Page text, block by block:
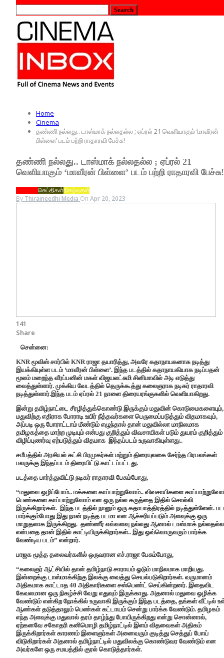
Home
Cinema
தண்ணி நல்லது.. டாஸ்மாக் நல்லதல்ல ; ஏப்ரல் 21 வெளியாகும் ‘மாவீரன்
பிள்ளை’ படம் பற்றி ராதாரவி பேச்சு!
தண்ணி நல்லது.. டாஸ்மாக் நல்லதல்ல ; ஏப்ரல் 21
வெளியாகும் ‘மாவீரன் பிள்ளை’ படம் பற்றி ராதாரவி பேச்சு!
செய்திகள்நிகழ்வுகள்
By Thiraineedhi Media On Apr 20, 2023
141
Share
சென்னை:
KNR மூவிஸ் சார்பில் KNR ராஜா தயாரித்து, அவரே கதாநாயகனாக நடித்து
இயக்கியுள்ள படம் ‘மாவீரன் பிள்ளை’. இந்த படத்தில் கதாநாயகியாக நடிப்பதன்
மூலம் மறைந்த வீரப்பனின் மகள் விஜயலட்சுமி சினிமாவில் அடி எடுத்து
வைத்துள்ளார். முக்கிய வேடத்தில் தெருக்கூத்து கலைஞராக நடிகர் ராதாரவி
நடித்துள்ளார்.இந்த படம் ஏப்ரல் 21 நாளை திரையரங்குகளில் வெளியாகிறது.
இன்று தமிழ்நாட்டை சீரழித்துக்கொண்டு இருக்கும் மதுவின் கொடுமைகளையும்,
மதுவிற்கு எதிராக போராடி உயிர் நீத்தவர்களை பெருமைப்படுத்தும் விதமாகவும்,
அப்படி ஒரு போராட்டாம் மீண்டும் எழுந்தால் தான் மதுவில்லா மாநிலமாக
தமிழகத்தை மாற்ற முடியும் என்பது குறித்தும் விவசாயிகள் படும் துயரம் குறித்தும்
விழிப்புணர்வு ஏற்படுத்தும் விதமாக இந்தப்படம் உருவாகியுள்ளது..
சமீபத்தில் அரசியல் கட்சி பிரமுகர்கள் மற்றும் திரையுலகை சேர்ந்த பிரபலங்கள்
பலருக்கு இந்தப்படம் திரையிட்டு காட்டப்பட்டது.
படத்தை பார்த்துவிட்டு நடிகர் ராதாரவி பேசும்போது,
“மதுவை ஒழிப்போம்.. மக்களை காப்பாற்றுவோம்.. விவசாயிகளை
பெண்களை காப்பாற்றுவோம் என ஒரு நல்ல கருத்தை இதில் சொல்லி
இருக்கிறார்கள். இந்த படத்தில் நானும் ஒரு கதாபாத்திரத்தில் நடித்துள்ளேன்.
பார்க்கும்போது இது நான் நடித்த படமா என ஆச்சரியப்படும் அளவுக்கு ஒரு
மாறுதலாக இருக்கிறது. தண்ணீர் எவ்வளவு நல்லது ஆனால் டாஸ்மாக் நல்லதல்ல
என்பதை தான் இதில் காட்டியிருக்கிறார்கள்.. இது ஒவ்வொருவரும் பார்க்க
வேண்டிய படம்” என்றார்.
பாஜக மூத்த தலைவர்களில் ஒருவரான எச்.ராஜா பேசும்போது,
“கலைஞர் ஆட்சியில் தான் தமிழ்நாடு சாராயம் ஓடும் மாநிலமாக மாறியது.
இன்றைக்கு டாஸ்மாக்கிற்கு இலக்கு வைத்து செயல்படுகிறார்கள். வருமானம்
அதிகமாக காட்டாத 40 அதிகாரிகளை சஸ்பெண்ட் செய்கின்றனர். இதைவிட
கேவலமான ஒரு நிகழ்ச்சி வேறு எதுவும் இருக்காது. அதனால் மதுவை ஒழிக்க
வேண்டும் என்கிற நோக்கில் உருவாகி இருக்கும் இந்த படத்தை, தங்கள் வீட்டில்
ஆண்கள் தடுத்தாலும் பெண்கள் கட்டாயம் சென்று பார்க்க வேண்டும். தமிழகம்
எந்த அளவுக்கு மதுவால் தரம் தாழ்ந்து போயிருக்கிறது என்று சொன்னால்,
ஏற்கனவே சகோதரி கனிமொழி தமிழ்நாட்டில் இளம் விதவைகள் அதிகம்
இருக்கிறார்கள் காரணம் இளைஞர்கள் அனைவரும் குடித்து செத்துப் போய்
விடுகிறார்கள் அதனால் தமிழ்நாட்டில் மதுவிலக்கு கொண்டுவர வேண்டும் என
அவர்களே ஒரு சமயத்தில் குரல் கொடுத்தார்கள்.